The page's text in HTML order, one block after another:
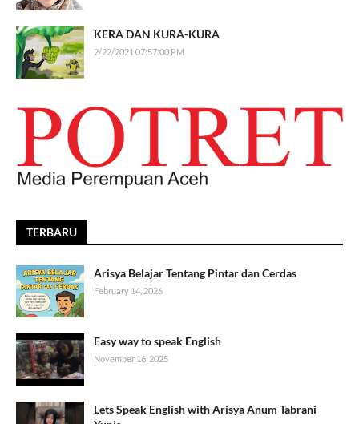
KERA DAN KURA-KURA
2/22/2021 07:57:00 PM
TERBARU
Arisya Belajar Tentang Pintar dan Cerdas
February 14, 2026
Easy way to speak English
November 16, 2025
Lets Speak English with Arisya Anum Tabrani